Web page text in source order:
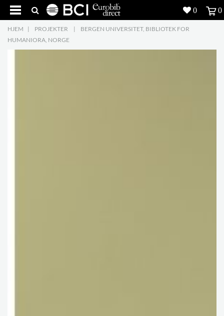
5
Produkter
HJEM | PROJEKTER |
BERGEN UNIVERSITET, BIBLIOTEK FOR
HUMANIORA, NORGE
0 0